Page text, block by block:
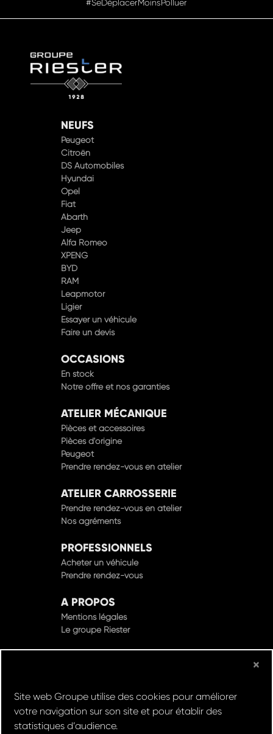
Peugeot
Citroën
DS Automobiles
Hyundai
Opel
Fiat
Abarth
Jeep
Alfa Romeo
XPENG
BYD
RAM
Leapmotor
Ligier
Essayer un véhicule
Faire un devis
En stock
Notre offre et nos garanties
Pièces et accessoires
Pièces d'origine
Peugeot
Prendre rendez-vous en atelier
Prendre rendez-vous en atelier
Nos agréments
Acheter un véhicule
Prendre rendez-vous
Mentions légales
Le groupe Riester
Design & Développement par
×
Site web Groupe utilise des cookies pour améliorer
votre navigation sur son site et pour établir des
statistiques d’audience.